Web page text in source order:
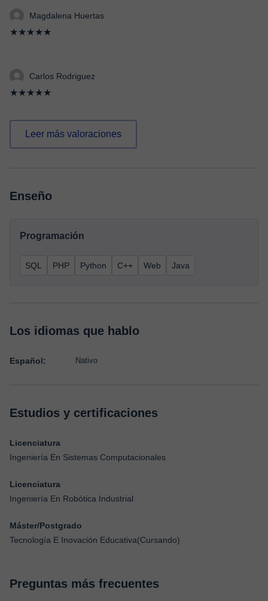
Magdalena Huertas
★★★★★
Carlos Rodriguez
★★★★★
Leer más valoraciones
Enseño
Programación
SQL PHP Python C++ Web Java
Los idiomas que hablo
Español: Nativo
Estudios y certificaciones
Licenciatura
Ingeniería En Sistemas Computacionales
Licenciatura
Ingeniería En Robótica Industrial
Máster/Postgrado
Tecnología E Inovación Educativa(Cursando)
Preguntas más frecuentes